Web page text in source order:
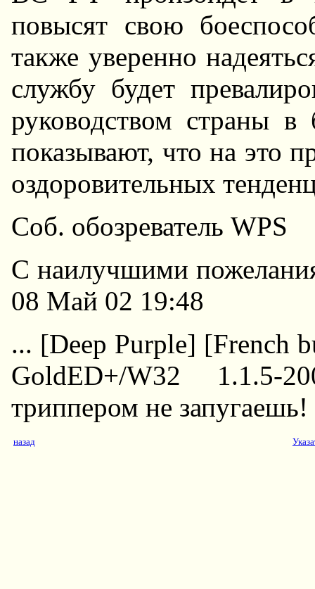
повысят свою
также уверенно
службу будет
руководством страны
показывают, что на это
оздоровительных
Соб. обозреватель WPS
С наилучшими
08 Май 02 19:48
... [Deep Purple] [French
GoldED+/W32
триппером не
назад